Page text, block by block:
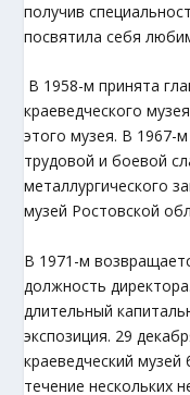
получив
посвятила себя
В 1958-м принята
краеведческого
этого музея. В 1967-
трудовой и боевой
металлургического
музей Ростовской
В 1971-м
должность
длительный
экспозиция. 29
краеведческий
течение нескольких